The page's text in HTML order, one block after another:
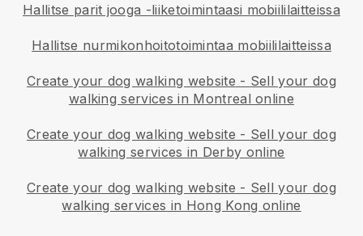
Hallitse parit jooga -liiketoimintaasi mobiililaitteissa
Hallitse nurmikonhoitotoimintaa mobiililaitteissa
Create your dog walking website - Sell your dog
walking services in Montreal online
Create your dog walking website - Sell your dog
walking services in Derby online
Create your dog walking website - Sell your dog
walking services in Hong Kong online